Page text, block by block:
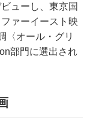
ューし、東京国
ァーイースト映
〈オール・グリ
部門に選出され